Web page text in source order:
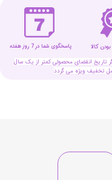
تاریخ انقضای محصولی کمتر از یک سال
کالا پاسخگوی شما در 7 روز هفته